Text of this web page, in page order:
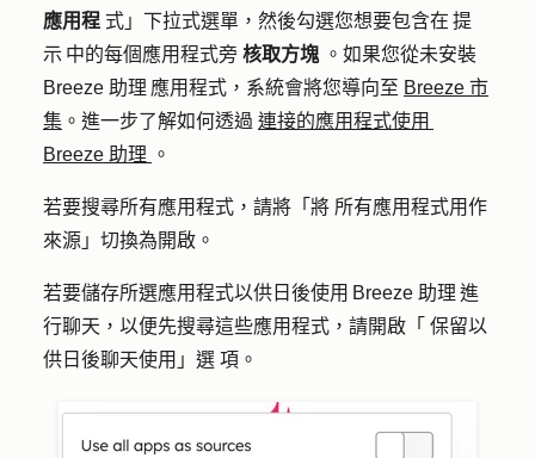
應用程 式」下拉式選單，然後勾選您想要包含在 提
示 中的每個應用程式旁 核取方塊 。如果您從未安裝
Breeze 助理 應用程式，系統會將您導向至 Breeze 市
集 。進一步了解如何透過 連接的應用程式使用
Breeze 助理 。
若要搜尋所有應用程式，請將「將 所有應用程式用作
來源 」切換為開啟。
若要儲存所選應用程式以供日後使用 Breeze 助理 進
行聊天，以便先搜尋這些應用程式，請開啟「 保留以
供日後聊天使用」選 項。